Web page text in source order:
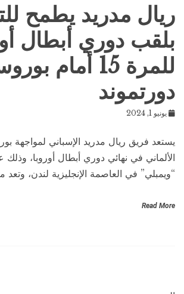
ريال مدريد يطمح
بلقب دوري أبطال
للمرة 15 أمام
دورتموند
يونيو 1, 2024
يستعد فريق ريال مدريد الإسباني لمواجهة
الألماني في نهائي دوري أبطال أوروبا،
“ويمبلي” في العاصمة الإنجليزية لندن، وتعد
Read More